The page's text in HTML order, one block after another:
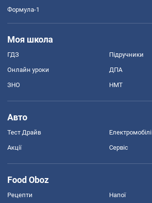
Формула-1
Моя школа
ГДЗ Підручники
Онлайн уроки ДПА
ЗНО НМТ
Авто
Тест Драйв Електромобілі
Акції Сервіс
Food Oboz
Рецепти Напої